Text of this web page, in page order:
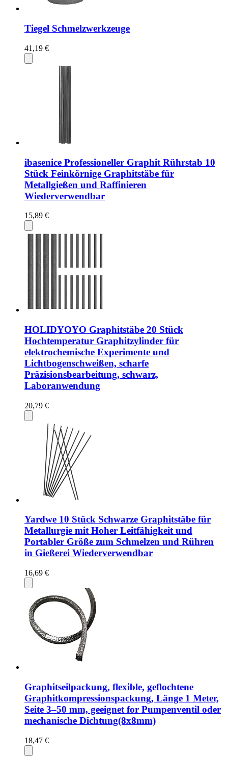
Tiegel Schmelzwerkzeuge
41,19 €
ibasenice Professioneller Graphit Rührstab 10
Stück Feinkörnige Graphitstäbe für
Metallgießen und Raffinieren
Wiederverwendbar
15,89 €
HOLIDYOYO Graphitstäbe 20 Stück
Hochtemperatur Graphitzylinder für
elektrochemische Experimente und
Lichtbogenschweißen, scharfe
Präzisionsbearbeitung, schwarz,
Laboranwendung
20,79 €
Yardwe 10 Stück Schwarze Graphitstäbe für
Metallurgie mit Hoher Leitfähigkeit und
Portabler Größe zum Schmelzen und Rühren
in Gießerei Wiederverwendbar
16,69 €
Graphitseilpackung, flexible, geflochtene
Graphitkompressionspackung, Länge 1 Meter,
Seite 3–50 mm, geeignet for Pumpenventil oder
mechanische Dichtung(8x8mm)
18,47 €